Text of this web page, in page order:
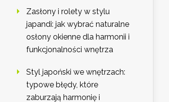
Zasłony i rolety w stylu
japandi: jak wybrać naturalne
osłony okienne dla harmonii i
funkcjonalności wnętrza
Styl japoński we wnętrzach:
typowe błędy, które
zaburzają harmonię i